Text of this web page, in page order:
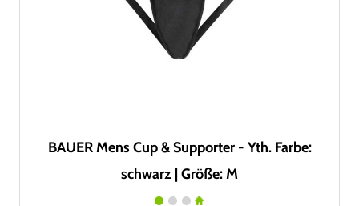
BAUER Mens Cup & Supporter - Yth. Farbe:
schwarz | Größe: M